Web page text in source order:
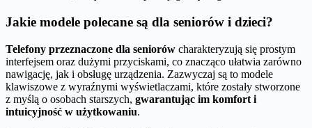
Jakie modele polecane są dla seniorów i dzieci?
Telefony przeznaczone dla seniorów charakteryzują się prostym
interfejsem oraz dużymi przyciskami, co znacząco ułatwia zarówno
nawigację, jak i obsługę urządzenia. Zazwyczaj są to modele
klawiszowe z wyraźnymi wyświetlaczami, które zostały stworzone
z myślą o osobach starszych, gwarantując im komfort i
intuicyjność w użytkowaniu.